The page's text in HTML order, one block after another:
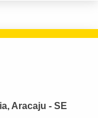
Aracaju - SE